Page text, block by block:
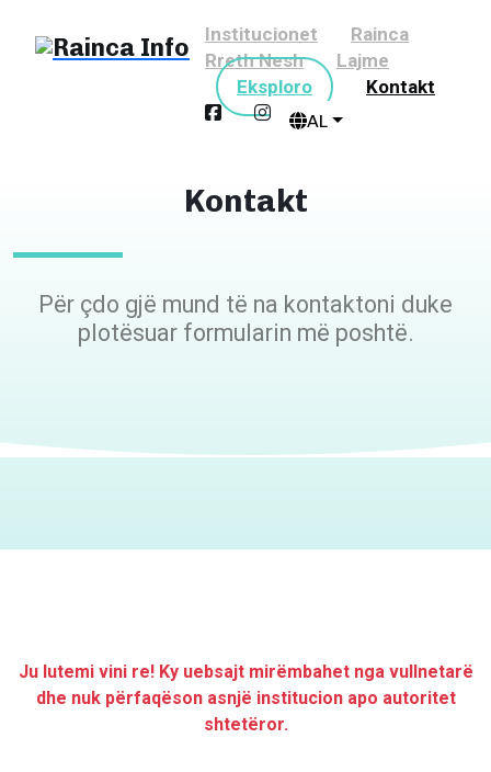
Institucionet
Rainca
Rreth Nesh
Lajme
Eksploro
Kontakt
AL
Kontakt
Për çdo gjë mund të na kontaktoni duke
plotësuar formularin më poshtë.
Ju lutemi vini re! Ky uebsajt mirëmbahet nga vullnetarë
dhe nuk përfaqëson asnjë institucion apo autoritet
shtetëror.